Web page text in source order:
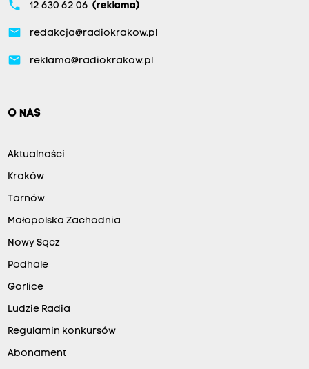
phone 12 630 62 06 (reklama)
email redakcja@radiokrakow.pl
email reklama@radiokrakow.pl
O NAS
Aktualności
Kraków
Tarnów
Małopolska Zachodnia
Nowy Sącz
Podhale
Gorlice
Ludzie Radia
Regulamin konkursów
Abonament